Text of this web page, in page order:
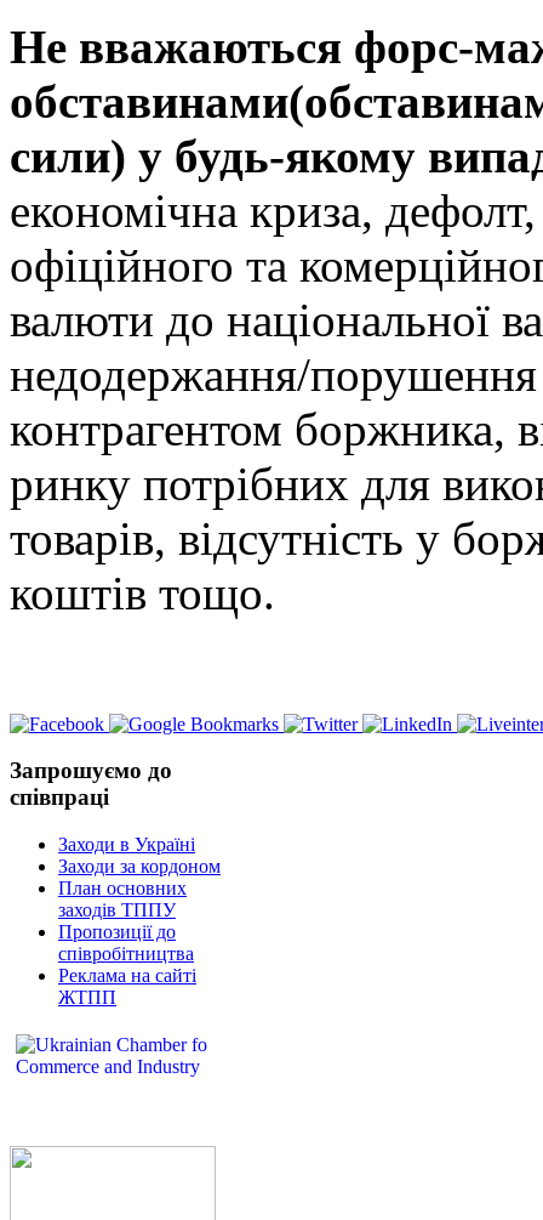
Не вважаються форс-
сили) у будь-якому
економічна криза,
офіційного та
валюти до національної
недодержання/порушення
контрагентом боржника,
ринку потрібних для
товарів, відсутність у
коштів тощо.
Запрошуємо до
співпраці
Заходи в Україні
Заходи за кордоном
План основних
заходів ТППУ
Пропозиції до
співробітництва
Реклама на сайті
ЖТПП